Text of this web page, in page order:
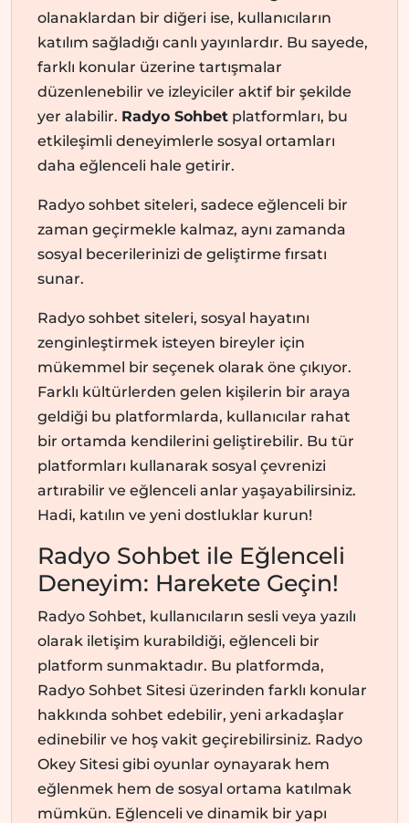
olanaklardan bir diğeri ise, kullanıcıların
katılım sağladığı canlı yayınlardır. Bu sayede,
farklı konular üzerine tartışmalar
düzenlenebilir ve izleyiciler aktif bir şekilde
yer alabilir. Radyo Sohbet platformları, bu
etkileşimli deneyimlerle sosyal ortamları
daha eğlenceli hale getirir.
Radyo sohbet siteleri, sadece eğlenceli bir
zaman geçirmekle kalmaz, aynı zamanda
sosyal becerilerinizi de geliştirme fırsatı
sunar.
Radyo sohbet siteleri, sosyal hayatını
zenginleştirmek isteyen bireyler için
mükemmel bir seçenek olarak öne çıkıyor.
Farklı kültürlerden gelen kişilerin bir araya
geldiği bu platformlarda, kullanıcılar rahat
bir ortamda kendilerini geliştirebilir. Bu tür
platformları kullanarak sosyal çevrenizi
artırabilir ve eğlenceli anlar yaşayabilirsiniz.
Hadi, katılın ve yeni dostluklar kurun!
Radyo Sohbet ile Eğlenceli
Deneyim: Harekete Geçin!
Radyo Sohbet, kullanıcıların sesli veya yazılı
olarak iletişim kurabildiği, eğlenceli bir
platform sunmaktadır. Bu platformda,
Radyo Sohbet Sitesi üzerinden farklı konular
hakkında sohbet edebilir, yeni arkadaşlar
edinebilir ve hoş vakit geçirebilirsiniz. Radyo
Okey Sitesi gibi oyunlar oynayarak hem
eğlenmek hem de sosyal ortama katılmak
mümkün. Eğlenceli ve dinamik bir yapı